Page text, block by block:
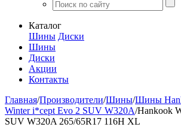
Каталог
Шины Диски
Шины
Диски
Акции
Контакты
Главная/Производители/Шины/Шины
Winter i*cept Evo 2 SUV W320A/Hankook
SUV W320A 265/65R17 116H XL